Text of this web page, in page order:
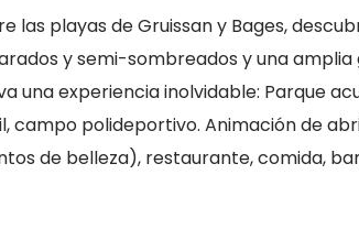
las playas de Gruissan y Bages,
y semi-sombreados y una
experiencia inolvidable: Parque
campo polideportivo. Animación de
de belleza), restaurante, comida,